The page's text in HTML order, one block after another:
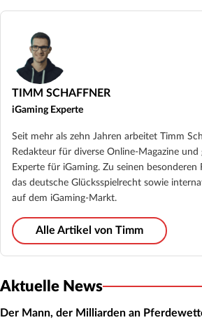
TIMM SCHAFFNER
iGaming Experte
Seit mehr als zehn Jahren arbeitet Timm
Redakteur für diverse Online-Magazine
Experte für iGaming. Zu seinen besonderen
das deutsche Glücksspielrecht sowie
auf dem iGaming-Markt.
Alle Artikel von Timm
Aktuelle News
Der Mann, der Milliarden an